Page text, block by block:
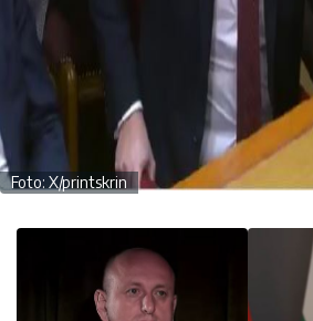
Foto: X/printskrin